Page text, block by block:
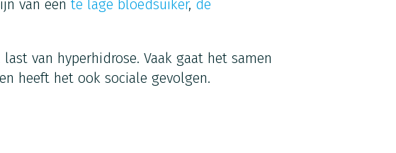
van een te lage bloedsuiker, de
van hyperhidrose. Vaak gaat het samen
heeft het ook sociale gevolgen.